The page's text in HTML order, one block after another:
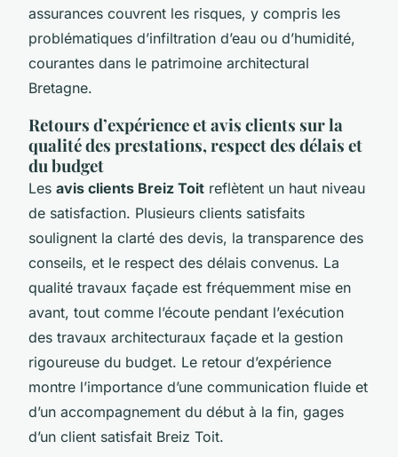
assurances couvrent les risques, y compris les
problématiques d’infiltration d’eau ou d’humidité,
courantes dans le patrimoine architectural
Bretagne.
Retours d’expérience et avis clients sur la
qualité des prestations, respect des délais et
du budget
Les avis clients Breiz Toit reflètent un haut niveau
de satisfaction. Plusieurs clients satisfaits
soulignent la clarté des devis, la transparence des
conseils, et le respect des délais convenus. La
qualité travaux façade est fréquemment mise en
avant, tout comme l’écoute pendant l’exécution
des travaux architecturaux façade et la gestion
rigoureuse du budget. Le retour d’expérience
montre l’importance d’une communication fluide et
d’un accompagnement du début à la fin, gages
d’un client satisfait Breiz Toit.